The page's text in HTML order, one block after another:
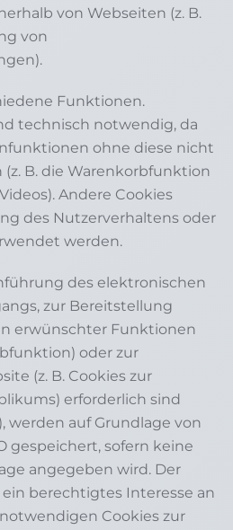
von Webseiten (z. B.
von
Funktionen.
technisch notwendig, da
ohne diese nicht
B. die Warenkorbfunktion
Andere Cookies
des Nutzerverhaltens oder
werden.
des elektronischen
zur Bereitstellung
erwünschter Funktionen
oder zur
(z. B. Cookies zur
erforderlich sind
werden auf Grundlage von
gespeichert, sofern keine
angegeben wird. Der
berechtigtes Interesse an
Cookies zur